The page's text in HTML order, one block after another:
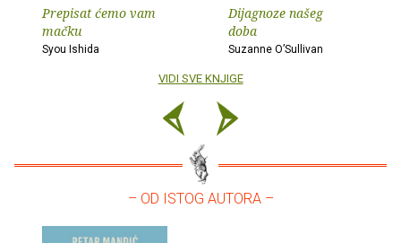
Prepisat ćemo vam
mačku
Syou Ishida
Dijagnoze našeg
doba
Suzanne O’Sullivan
VIDI SVE KNJIGE
– OD ISTOG AUTORA –